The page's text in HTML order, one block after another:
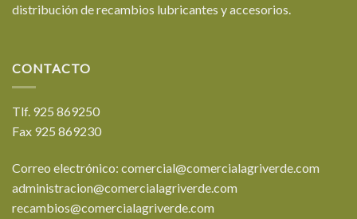
distribución de recambios lubricantes y accesorios.
CONTACTO
Tlf. 925 869250
Fax 925 869230
Correo electrónico: comercial@comercialagriverde.com
administracion@comercialagriverde.com
recambios@comercialagriverde.com